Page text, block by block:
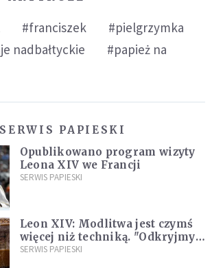
#franciszek
#pielgrzymka
nadbałtyckie
#papież na
SERWIS PAPIESKI
Opublikowano program wizyty
Leona XIV we Francji
SERWIS PAPIESKI
Leon XIV: Modlitwa jest czymś
więcej niż techniką. "Odkryjmy
ją na nowo"
SERWIS PAPIESKI